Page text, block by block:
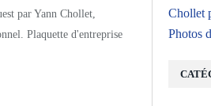
par Yann Chollet,
Plaquette d'entreprise
Chollet
Photos